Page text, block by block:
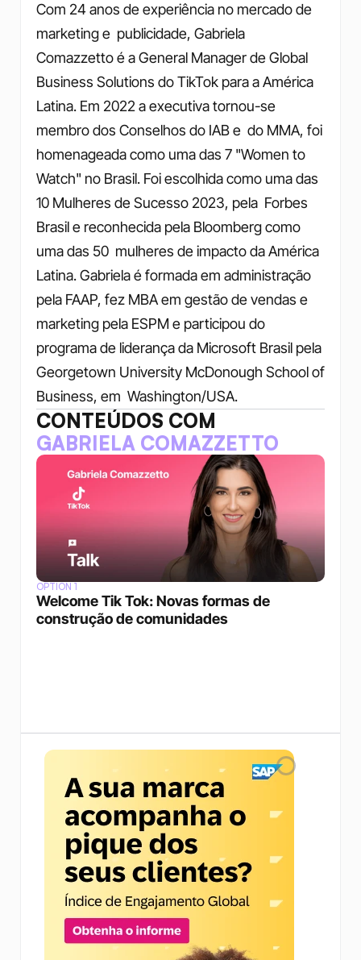
Com 24 anos de experiência no mercado de
marketing e  publicidade, Gabriela
Comazzetto é a General Manager de Global
Business Solutions do TikTok para a América
Latina. Em 2022 a executiva tornou-se
membro dos Conselhos do IAB e  do MMA, foi
homenageada como uma das 7 "Women to
Watch" no Brasil. Foi escolhida como uma das
10 Mulheres de Sucesso 2023, pela  Forbes
Brasil e reconhecida pela Bloomberg como
uma das 50  mulheres de impacto da América
Latina. Gabriela é formada em administração
pela FAAP, fez MBA em gestão de vendas e
marketing pela ESPM e participou do
programa de liderança da Microsoft Brasil pela
Georgetown University McDonough School of
Business, em  Washington/USA.
CONTEÚDOS COM
GABRIELA COMAZZETTO
OPTION 1
Welcome Tik Tok: Novas formas de
construção de comunidades